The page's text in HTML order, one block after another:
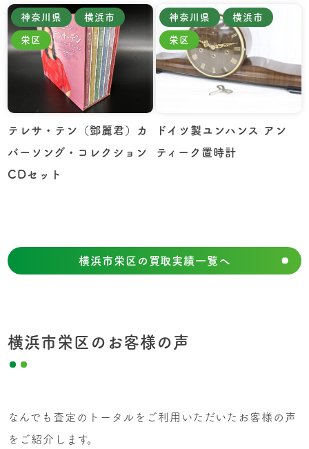
神奈川県 横浜市
栄区
テレサ・テン（鄧麗君）カ
バーソング・コレクション
CDセット
神奈川県 横浜市
栄区
ドイツ製ユンハンス アン
ティーク置時計
横浜市栄区の買取実績一覧へ
横浜市栄区のお客様の声
なんでも査定のトータルをご利用いただいたお客様の声
をご紹介します。